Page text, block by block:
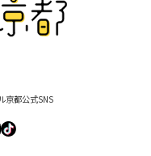
京都公式SNS